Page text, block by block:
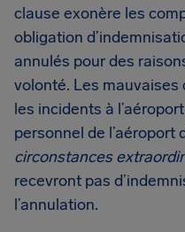
clause exonère les
obligation
annulés pour des
volonté. Les
les incidents à
personnel de l’aéroport
circonstances
recevront pas
l’annulation.